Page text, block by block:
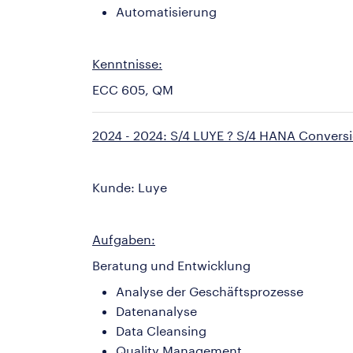
Automatisierung
Kenntnisse:
ECC 605, QM
2024 - 2024: S/4 LUYE ? S/4 HANA
Kunde: Luye
Aufgaben:
Beratung und Entwicklung
Analyse der Geschäftsprozesse
Datenanalyse
Data Cleansing